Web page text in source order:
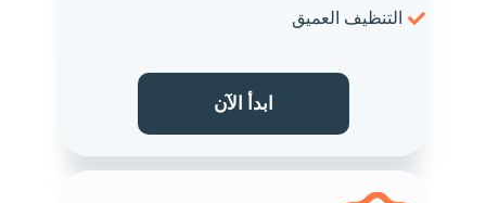
التنظيف العميق
ابدأ الآن